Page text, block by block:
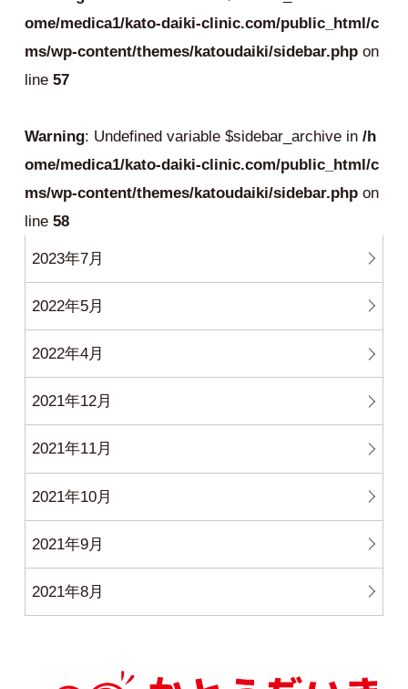
ome/medica1/kato-daiki-clinic.com/public_html/c
ms/wp-content/themes/katoudaiki/sidebar.phpon
line 57
Warning: Undefined variable $sidebar_archive in /h
ome/medica1/kato-daiki-clinic.com/public_html/c
ms/wp-content/themes/katoudaiki/sidebar.phpon
line 58
2023年7月
2022年5月
2022年4月
2021年12月
2021年11月
2021年10月
2021年9月
2021年8月